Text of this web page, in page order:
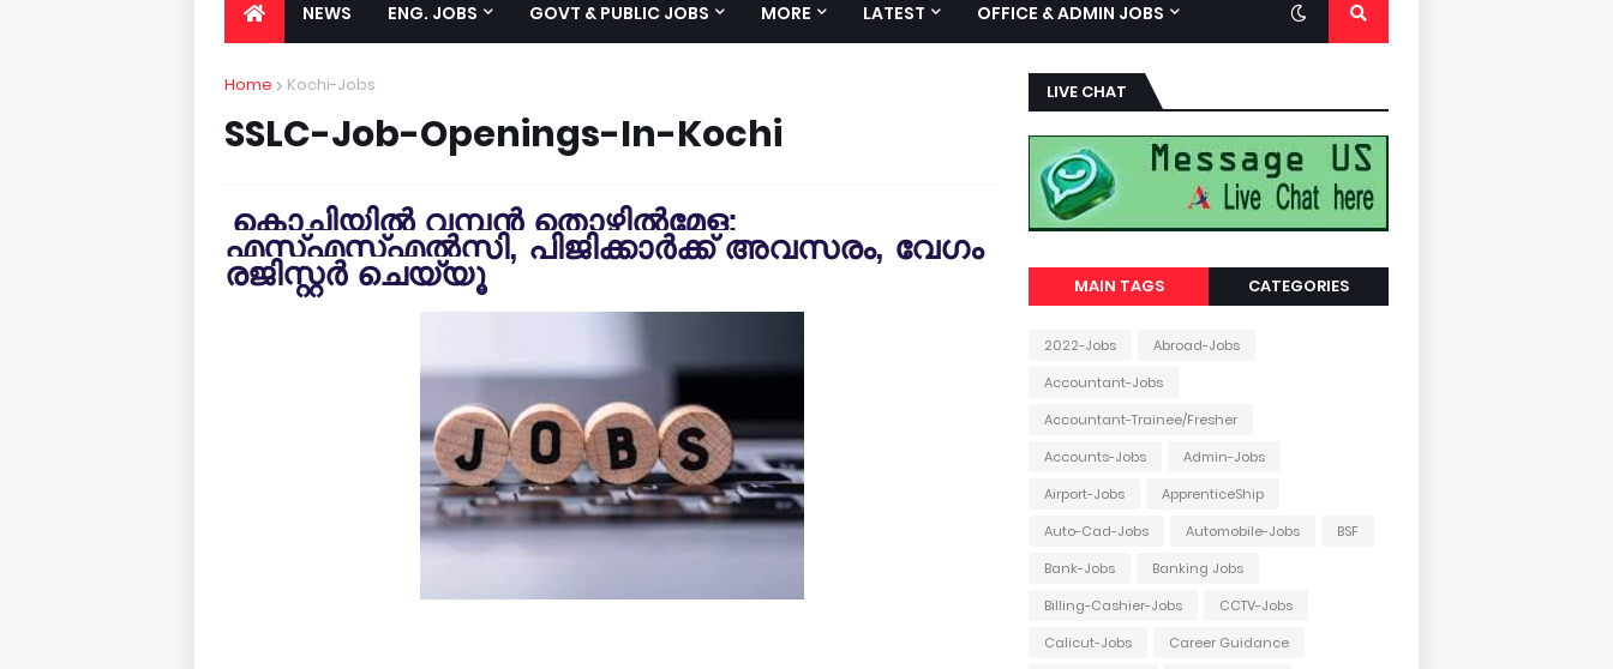
NEWS ENG. JOBS GOVT & PUBLIC JOBS MORE LATEST OFFICE & ADMIN JOBS
Home Kochi-Jobs
SSLC-Job-Openings-In-Kochi
കൊച്ചിയില്‍ വമ്പന്‍ തൊഴില്‍മേള;
എസ്എസ്എല്‍സി, പിജിക്കാര്‍ക്ക് അവസരം, വേഗം
രജിസ്റ്റര്‍ ചെയ്യൂ
LIVE CHAT
MAIN TAGS CATEGORIES
2022-Jobs
Abroad-Jobs
Accountant-Jobs
Accountant-Trainee/Fresher
Accounts-Jobs
Admin-Jobs
Airport-Jobs
ApprenticeShip
Auto-Cad-Jobs
Automobile-Jobs
BSF
Bank-Jobs
Banking Jobs
Billing-Cashier-Jobs
CCTV-Jobs
Calicut-Jobs
Career Guidance